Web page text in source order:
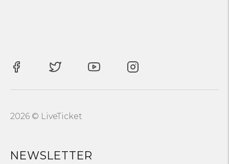
2026 © LiveTicket
NEWSLETTER